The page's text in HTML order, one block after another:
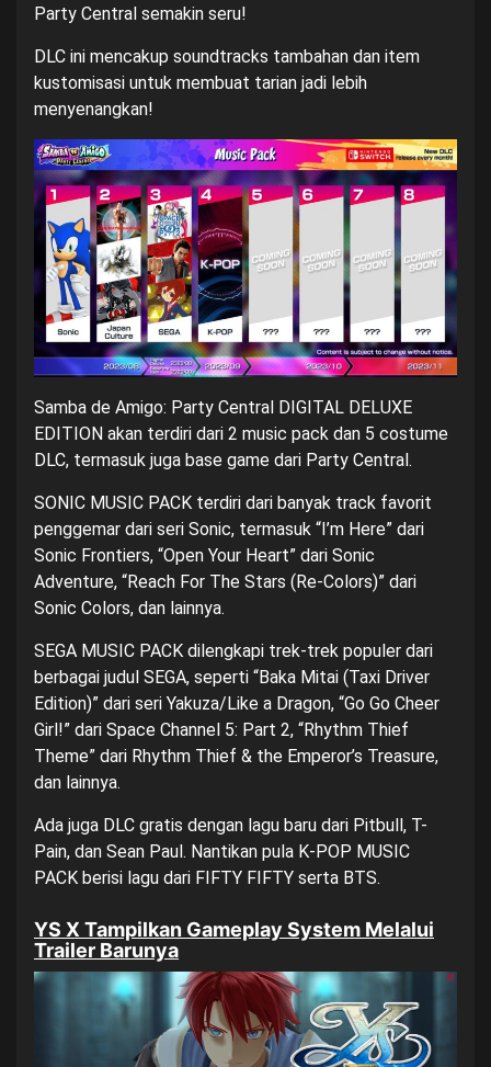
Party Central semakin seru!
DLC ini mencakup soundtracks tambahan dan item
kustomisasi untuk membuat tarian jadi lebih
menyenangkan!
Samba de Amigo: Party Central DIGITAL DELUXE
EDITION akan terdiri dari 2 music pack dan 5 costume
DLC, termasuk juga base game dari Party Central.
SONIC MUSIC PACK terdiri dari banyak track favorit
penggemar dari seri Sonic, termasuk “I’m Here” dari
Sonic Frontiers, “Open Your Heart” dari Sonic
Adventure, “Reach For The Stars (Re-Colors)” dari
Sonic Colors, dan lainnya.
SEGA MUSIC PACK dilengkapi trek-trek populer dari
berbagai judul SEGA, seperti “Baka Mitai (Taxi Driver
Edition)” dari seri Yakuza/Like a Dragon, “Go Go Cheer
Girl!” dari Space Channel 5: Part 2, “Rhythm Thief
Theme” dari Rhythm Thief & the Emperor’s Treasure,
dan lainnya.
Ada juga DLC gratis dengan lagu baru dari Pitbull, T-
Pain, dan Sean Paul. Nantikan pula K-POP MUSIC
PACK berisi lagu dari FIFTY FIFTY serta BTS.
YS X Tampilkan Gameplay System Melalui
Trailer Barunya